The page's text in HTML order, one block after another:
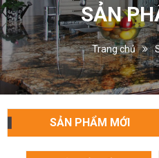
SẢN
Trang chủ
SẢN PHẨM MỚI